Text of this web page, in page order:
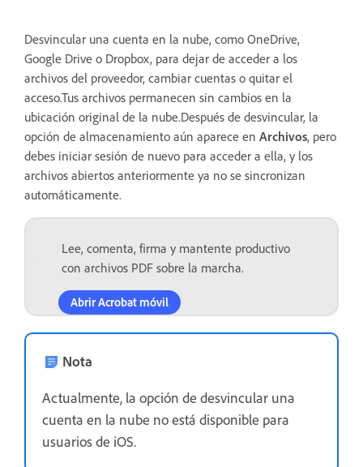
Desvincular una cuenta en la nube, como OneDrive,
Google Drive o Dropbox, para dejar de acceder a los
archivos del proveedor, cambiar cuentas o quitar el
acceso.Tus archivos permanecen sin cambios en la
ubicación original de la nube.Después de desvincular, la
opción de almacenamiento aún aparece en Archivos, pero
debes iniciar sesión de nuevo para acceder a ella, y los
archivos abiertos anteriormente ya no se sincronizan
automáticamente.
Lee, comenta, firma y mantente productivo
con archivos PDF sobre la marcha.
Abrir Acrobat móvil
Nota
Actualmente, la opción de desvincular una
cuenta en la nube no está disponible para
usuarios de iOS.